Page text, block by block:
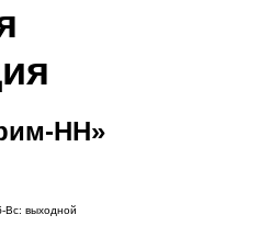
НН»
Вс: выходной